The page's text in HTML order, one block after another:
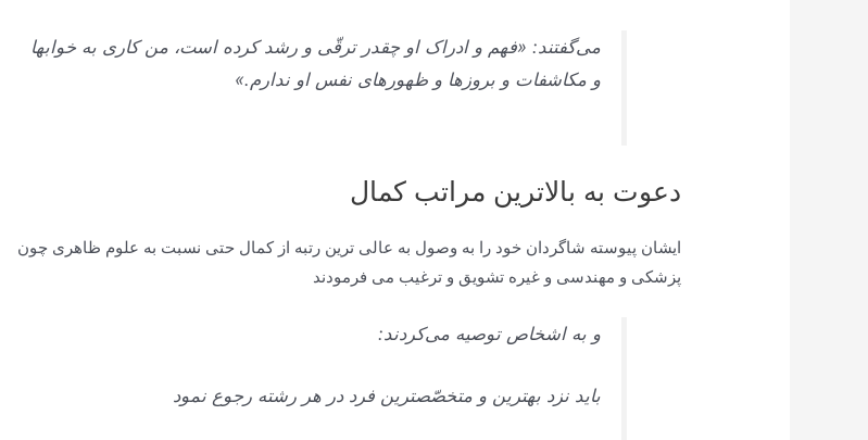
می‌گفتند: «فهم و ادراک او چقدر ترقّى و رشد كرده است، من كارى به خواب‏ها
و مكاشفات و بروزها و ظهورهاى نفس او ندارم.»
دعوت به بالاترین مراتب کمال
ایشان پيوسته شاگردان خود را به وصول به عالی ترين رتبه از كمال حتى نسبت به علوم ظاهرى چون
پزشكى و مهندسى و غيره تشويق و ترغيب می ‏فرمودند
و به اشخاص توصيه می‌كردند:
بايد نزد بهترين و متخصّص‏ترين فرد در هر رشته رجوع نمود